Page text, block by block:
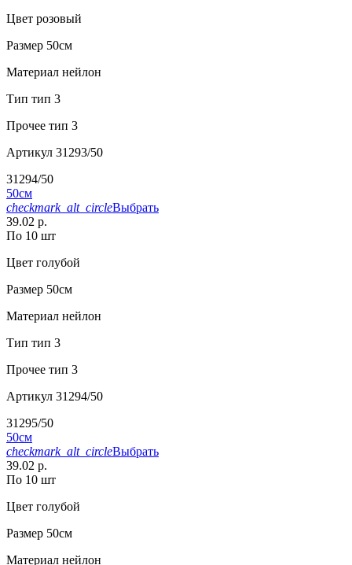
Цвет розовый
Размер 50см
Материал нейлон
Тип тип 3
Прочее тип 3
Артикул 31293/50
31294/50
50см
checkmark_alt_circleВыбрать
39.02 р.
По 10 шт
Цвет голубой
Размер 50см
Материал нейлон
Тип тип 3
Прочее тип 3
Артикул 31294/50
31295/50
50см
checkmark_alt_circleВыбрать
39.02 р.
По 10 шт
Цвет голубой
Размер 50см
Материал нейлон